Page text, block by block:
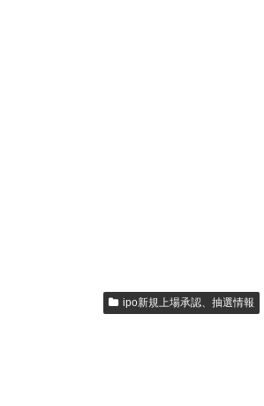
ipo新規上場承認、抽選情報